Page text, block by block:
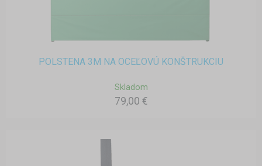
POLSTENA 3M NA OCEĽOVÚ KONŠTRUKCIU
Skladom
79,00 €